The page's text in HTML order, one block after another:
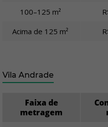
100–125 m²
Acima de 125 m²
Vila Andrade
Faixa de
metragem